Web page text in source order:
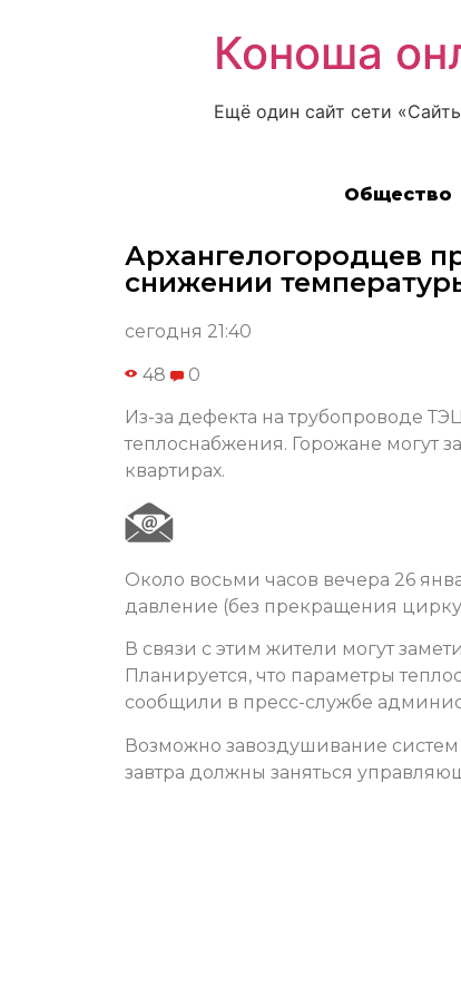
Коноша
Ещё один сайт сети
Общество
Архангелогородцев
снижении
сегодня 21:40
48 0
Из-за дефекта на трубопроводе
теплоснабжения. Горожане могут
квартирах.
Около восьми часов вечера 26
давление (без прекращения
В связи с этим жители могут
Планируется, что параметры
сообщили в пресс-службе
Возможно завоздушивание
завтра должны заняться